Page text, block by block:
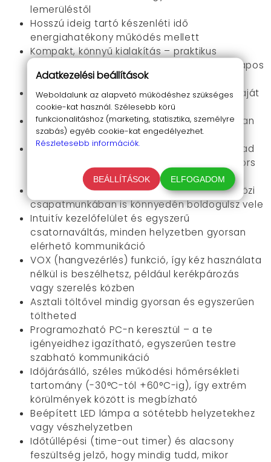
lemerüléstől
Hosszú ideig tartó készenléti idő
energiahatékony működés mellett
Kompakt, könnyű kialakítás – praktikus
hordozhatóság, nem akadályoz a mindennapos
mozgásban
16 programozható csatorna, hogy mindig saját
sávod legyen szabad és privát
CTCSS/CDCSS funkciók a privát és zavartalan
beszélgetésekhez, hatékony zajszűréssel
Vészjelző funkció, amely extra biztonságot ad
veszélyhelyzetben vagy csapathoz való gyors
segítségkéréskor
Angol és kínai hangutasítások, így nemzetközi
csapatmunkában is könnyedén boldogulsz vele
Intuitív kezelőfelület és egyszerű
csatornaváltás, minden helyzetben gyorsan
elérhető kommunikáció
VOX (hangvezérlés) funkció, így kéz használata
nélkül is beszélhetsz, például kerékpározás
vagy szerelés közben
Asztali töltővel mindig gyorsan és egyszerűen
töltheted
Programozható PC-n keresztül – a te
igényeidhez igazítható, egyszerűen testre
szabható kommunikáció
Időjárásálló, széles működési hőmérsékleti
tartomány (-30°C-tól +60°C-ig), így extrém
körülmények között is megbízható
Beépített LED lámpa a sötétebb helyzetekhez
vagy vészhelyzetben
Időtúllépési (time-out timer) és alacsony
feszültség jelző, hogy mindig tudd, mikor
Adatkezelési beállítások
Weboldalunk az alapvető működéshez szükséges
cookie-kat használ. Szélesebb körű
funkcionalitáshoz (marketing, statisztika, személyre
szabás) egyéb cookie-kat engedélyezhet.
Részletesebb információk.
BEÁLLÍTÁSOK ELFOGADOM